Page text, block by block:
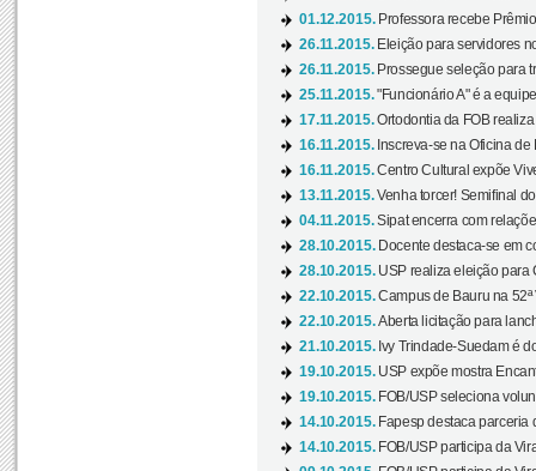
01.12.2015. Professora recebe
26.11.2015. Eleição para servidores
26.11.2015. Prossegue seleção para
25.11.2015."Funcionário A" é a
17.11.2015.Ortodontia da FOB
16.11.2015. Inscreva-se na Oficina
16.11.2015.Centro Cultural expõe
13.11.2015.Venha torcer! Semifinal
04.11.2015.Sipat encerra com
28.10.2015. Docente destaca-se em
28.10.2015. USP realiza eleição para
22.10.2015.Campus de Bauru na
22.10.2015.Aberta licitação para
21.10.2015. Ivy Trindade-Suedam é
19.10.2015. USP expõe mostra
19.10.2015. FOB/USP seleciona
14.10.2015. Fapesp destaca parceria
14.10.2015. FOB/USP participa da